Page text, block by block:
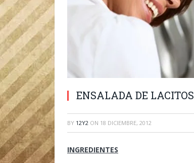
ENSALADA DE LACITOS
BY 12Y2 ON 18 DICIEMBRE, 2012
INGREDIENTES